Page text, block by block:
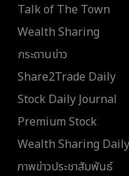
Talk of The Town
Wealth Sharing
กระดานข่าว
Share2Trade Daily
Stock Daily Journal
Premium Stock
Wealth Sharing Daily
ภาพข่าวประชาสัมพันธ์